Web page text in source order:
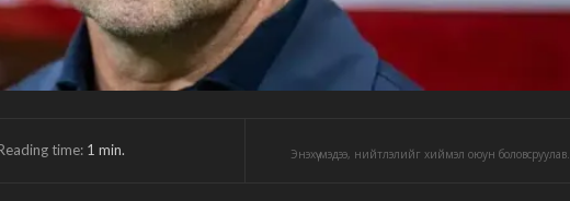
time: 1 min. Энэхүү мэдээ, нийтлэлийг хиймэл оюун боловсруулав.